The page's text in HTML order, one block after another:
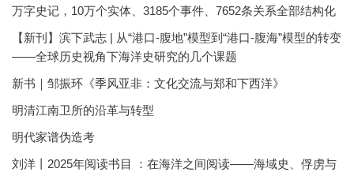
万字史记，10万个实体、3185个事件、7652条关系全部结构化
【新刊】滨下武志 | 从“港口-腹地”模型到“港口-腹海”模型的转变
——全球历史视角下海洋史研究的几个课题
新书｜邹振环《季风亚非：文化交流与郑和下西洋》
明清江南卫所的沿革与转型
明代家谱伪造考
刘洋丨2025年阅读书目 ：在海洋之间阅读——海域史、俘虏与